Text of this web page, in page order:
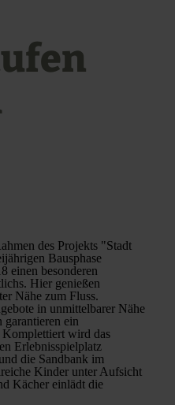
des Projekts "Stadt
Bausphase
einen besonderen
Hier genießen
Nähe zum Fluss.
in unmittelbarer Nähe
garantieren ein
wird das
Erlebnisspielplatz
die Sandbank im
Kinder unter Aufsicht
Kächer einlädt die